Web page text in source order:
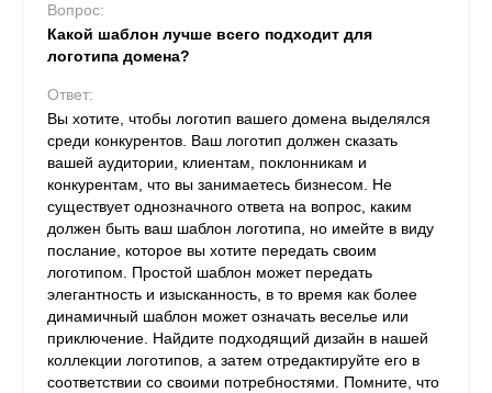
Вопрос:
Какой шаблон лучше всего подходит для
логотипа домена?
Ответ:
Вы хотите, чтобы логотип вашего домена выделялся
среди конкурентов. Ваш логотип должен сказать
вашей аудитории, клиентам, поклонникам и
конкурентам, что вы занимаетесь бизнесом. Не
существует однозначного ответа на вопрос, каким
должен быть ваш шаблон логотипа, но имейте в виду
послание, которое вы хотите передать своим
логотипом. Простой шаблон может передать
элегантность и изысканность, в то время как более
динамичный шаблон может означать веселье или
приключение. Найдите подходящий дизайн в нашей
коллекции логотипов, а затем отредактируйте его в
соответствии со своими потребностями. Помните, что